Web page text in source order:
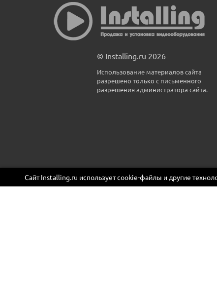
© Installing.ru 2026
Использование материалов сайта
разрешено только с письменного
разрешения администратора сайта.
Сайт Installing.ru использует cookie-файлы и другие